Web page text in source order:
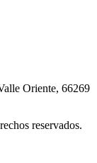
Oriente, 66269
reservados.